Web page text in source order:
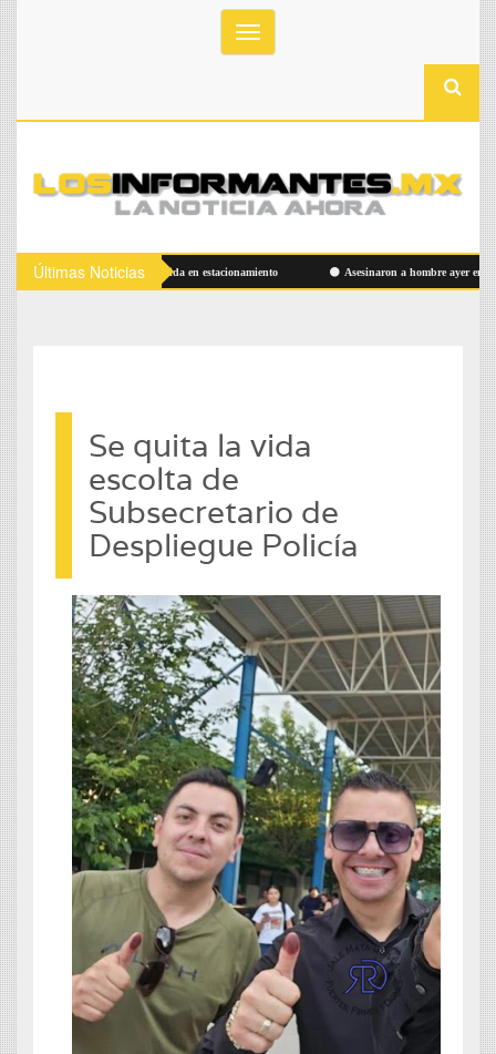
Toggle
navigation
Últimas Noticias
Hallan hombre sin vida en estacionamiento Asesinaron a hombre ayer en Las
Se quita la vida
escolta de
Subsecretario de
Despliegue Policía